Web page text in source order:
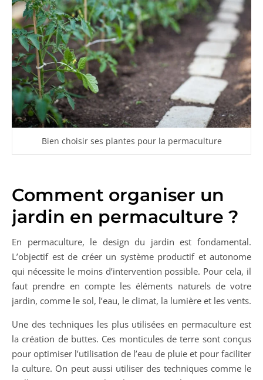
Bien choisir ses plantes pour la permaculture
Comment organiser un
jardin en permaculture ?
En permaculture, le design du jardin est fondamental.
L’objectif est de créer un système productif et autonome
qui nécessite le moins d’intervention possible. Pour cela, il
faut prendre en compte les éléments naturels de votre
jardin, comme le sol, l’eau, le climat, la lumière et les vents.
Une des techniques les plus utilisées en permaculture est
la création de buttes. Ces monticules de terre sont conçus
pour optimiser l’utilisation de l’eau de pluie et pour faciliter
la culture. On peut aussi utiliser des techniques comme le